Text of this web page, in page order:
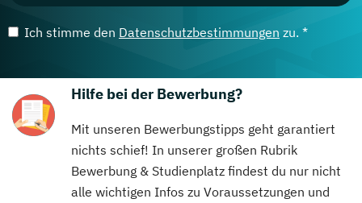
Ich stimme den Datenschutzbestimmungen zu. *
Hilfe bei der Bewerbung?
Mit unseren Bewerbungstipps geht garantiert
nichts schief! In unserer großen Rubrik
Bewerbung & Studienplatz findest du nur nicht
alle wichtigen Infos zu Voraussetzungen und